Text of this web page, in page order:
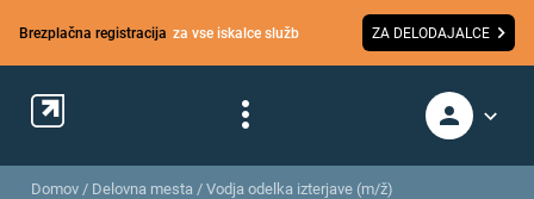
Brezplačna registracija za vse iskalce služb ZA DELODAJALCE
Domov / Delovna mesta / Vodja odelka izterjave (m/ž)